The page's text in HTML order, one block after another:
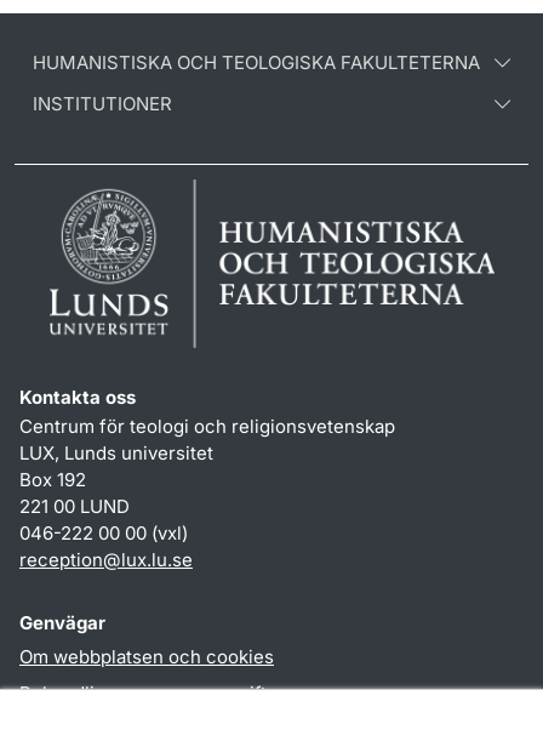
HUMANISTISKA OCH TEOLOGISKA FAKULTETERNA
INSTITUTIONER
Kontakta oss
Centrum för teologi och religionsvetenskap
LUX, Lunds universitet
Box 192
221 00 LUND
046-222 00 00 (vxl)
reception@lux.lu.se
Genvägar
Om webbplatsen och cookies
Behandling av personuppgifter